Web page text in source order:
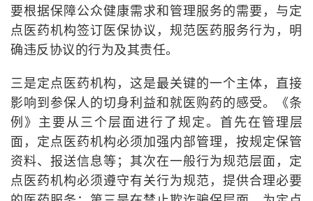
要根据保障公众健康需求和管理服务的需要，与定
点医药机构签订医保协议，规范医药服务行为，明
确违反协议的行为及其责任。
三是定点医药机构，这是最关键的一个主体，直接
影响到参保人的切身利益和就医购药的感受。《条
例》主要从三个层面进行了规定。首先在管理层
面，定点医药机构必须加强内部管理，按规定保管
资料、报送信息等；其次在一般行为规范层面，定
点医药机构必须遵守有关行为规范，提供合理必要